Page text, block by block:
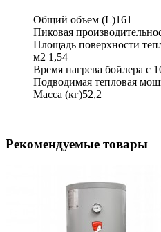
Общий объем (L)161
Пиковая
Площадь поверхности
м2 1,54
Время нагрева бойлера с
Подводимая тепловая
Масса (кг)52,2
Рекомендуемые товары